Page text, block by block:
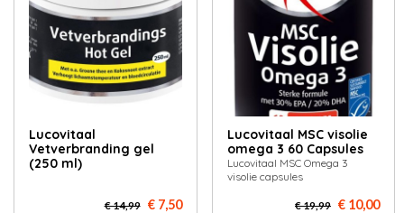
Lucovitaal
Vetverbranding gel
(250 ml)
€ 14,99 € 7,50
Lucovitaal MSC visolie
omega 3 60 Capsules
Lucovitaal MSC Omega 3
visolie capsules
€ 19,99 € 10,00